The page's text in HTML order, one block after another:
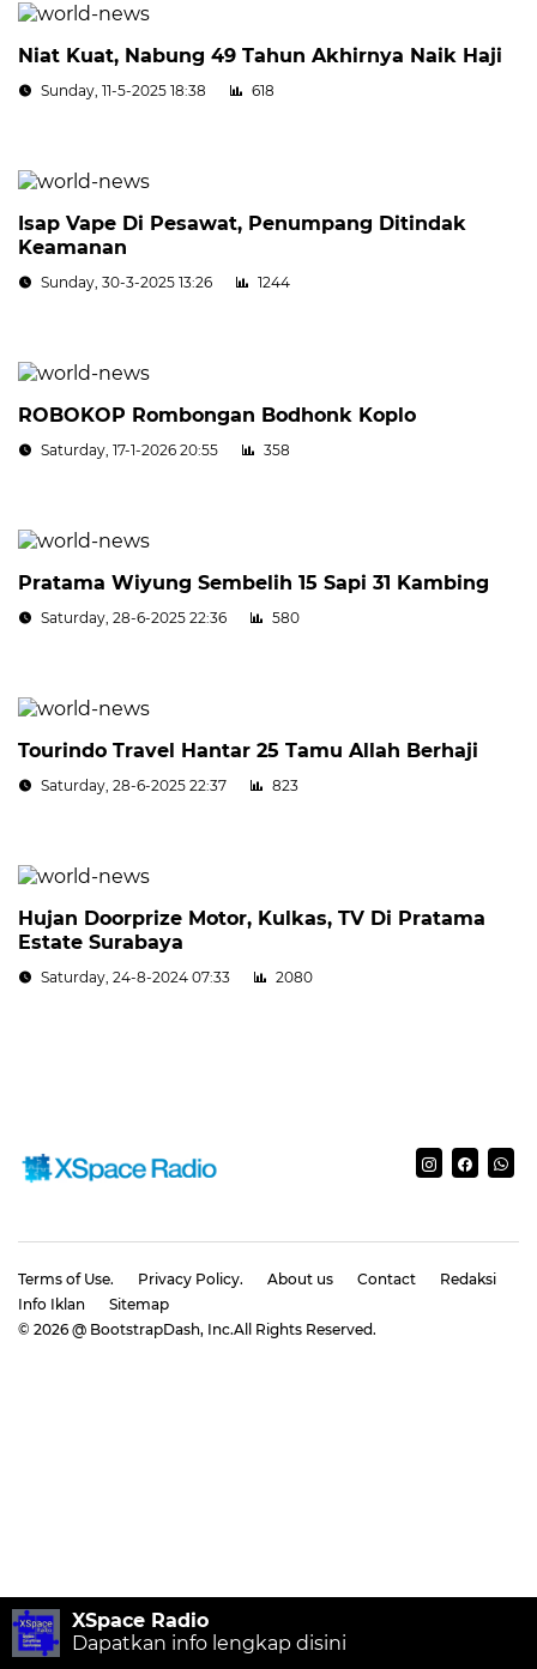
XSpace Radio
Dapatkan info lengkap disini
Niat Kuat, Nabung 49 Tahun Akhirnya Naik Haji
Sunday, 11-5-2025 18:38 618
Isap Vape Di Pesawat, Penumpang Ditindak
Keamanan
Sunday, 30-3-2025 13:26 1244
ROBOKOP Rombongan Bodhonk Koplo
Saturday, 17-1-2026 20:55 358
Pratama Wiyung Sembelih 15 Sapi 31 Kambing
Saturday, 28-6-2025 22:36 580
Tourindo Travel Hantar 25 Tamu Allah Berhaji
Saturday, 28-6-2025 22:37 823
Hujan Doorprize Motor, Kulkas, TV Di Pratama
Estate Surabaya
Saturday, 24-8-2024 07:33 2080
Terms of Use. Privacy Policy. About us Contact
Redaksi
Info Iklan
Sitemap
© 2026 @ BootstrapDash, Inc.All Rights Reserved.